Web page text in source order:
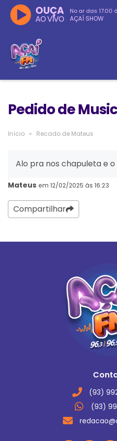
No ar das 17:00
AÇAÍ SHOW
OUÇA
AO VIVO
Pedido de
Início » Recado de Mateus
Alo pra nos chapuleta e
Mateus em 12/02/2025 às 16:23
Compartilhar
(93)
(93)